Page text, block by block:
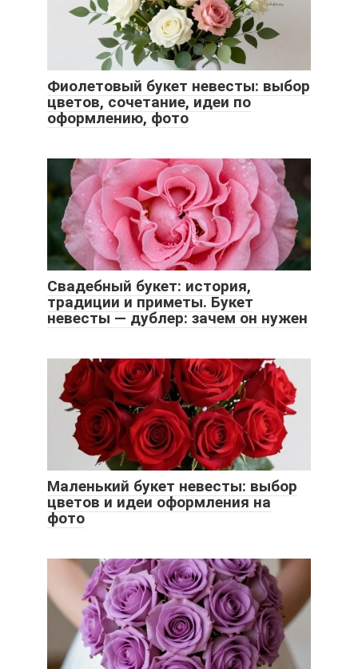
Фиолетовый букет невесты: выбор
цветов, сочетание, идеи по
оформлению, фото
Свадебный букет: история,
традиции и приметы. Букет
невесты — дублер: зачем он нужен
Маленький букет невесты: выбор
цветов и идеи оформления на
фото